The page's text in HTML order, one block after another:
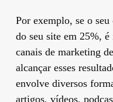
Por exemplo, se o
do seu site em 25%,
canais de marketing
alcançar esses
envolve diversos
artigos, vídeos,